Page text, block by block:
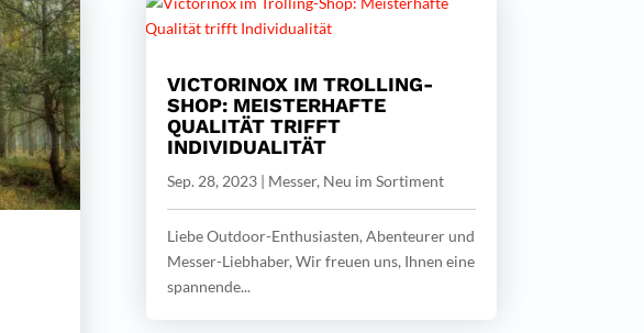
VICTORINOX IM TROLLING-
SHOP: MEISTERHAFTE
QUALITÄT TRIFFT
INDIVIDUALITÄT
Sep. 28, 2023| Messer, Neu im Sortiment
Liebe Outdoor-Enthusiasten, Abenteurer und
Messer-Liebhaber, Wir freuen uns, Ihnen eine
spannende...